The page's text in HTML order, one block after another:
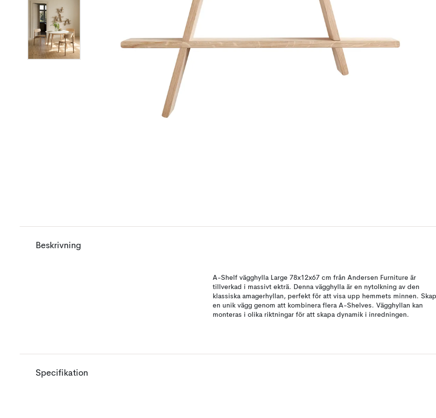
Beskrivning
A-Shelf vägghylla Large 78x12x67 cm från Andersen Furniture är
tillverkad i massivt ekträ. Denna vägghylla är en nytolkning av den
klassiska amagerhyllan, perfekt för att visa upp hemmets minnen.
en unik vägg genom att kombinera flera A-Shelves. Vägghyllan kan
monteras i olika riktningar för att skapa dynamik i inredningen.
Specifikation